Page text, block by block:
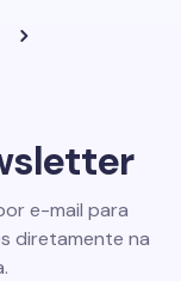
e-mail para
diretamente na